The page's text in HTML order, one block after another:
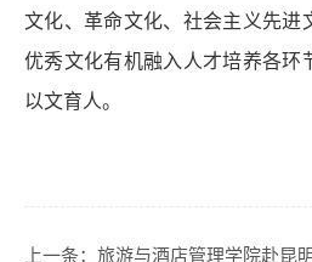
文化、革命文化、社会主义先进
优秀文化有机融入人才培养各环
以文育人。
上一条： 旅游与酒店管理学院赴昆